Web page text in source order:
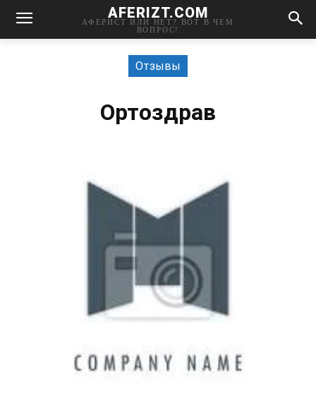
AFERIZT.COM
АФЕРИСТ ИЛИ НЕТ? ВОТ В ЧЕМ
ВОПРОС!
Отзывы
Ортоздрав